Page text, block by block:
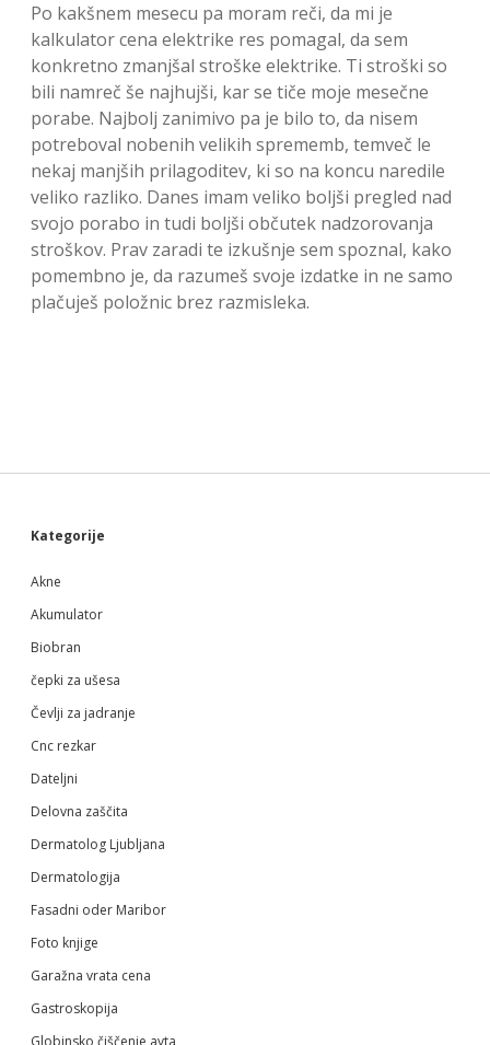
Po kakšnem mesecu pa moram reči, da mi je
kalkulator cena elektrike res pomagal, da sem
konkretno zmanjšal stroške elektrike. Ti stroški so
bili namreč še najhujši, kar se tiče moje mesečne
porabe. Najbolj zanimivo pa je bilo to, da nisem
potreboval nobenih velikih sprememb, temveč le
nekaj manjših prilagoditev, ki so na koncu naredile
veliko razliko. Danes imam veliko boljši pregled nad
svojo porabo in tudi boljši občutek nadzorovanja
stroškov. Prav zaradi te izkušnje sem spoznal, kako
pomembno je, da razumeš svoje izdatke in ne samo
plačuješ položnic brez razmisleka.
Sidebar
Kategorije
Akne
Akumulator
Biobran
čepki za ušesa
Čevlji za jadranje
Cnc rezkar
Dateljni
Delovna zaščita
Dermatolog Ljubljana
Dermatologija
Fasadni oder Maribor
Foto knjige
Garažna vrata cena
Gastroskopija